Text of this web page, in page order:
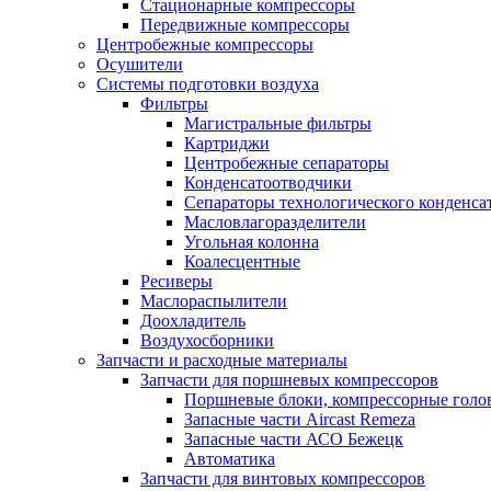
Стационарные компрессоры
Передвижные компрессоры
Центробежные компрессоры
Осушители
Системы подготовки воздуха
Фильтры
Магистральные фильтры
Картриджи
Центробежные сепараторы
Конденсатоотводчики
Сепараторы технологического
Масловлагоразделители
Угольная колонна
Коалесцентные
Ресиверы
Маслораспылители
Доохладитель
Воздухосборники
Запчасти и расходные материалы
Запчасти для поршневых компрессоров
Поршневые блоки, компрессорные
Запасные части Aircast Remeza
Запасные части АСО Бежецк
Автоматика
Запчасти для винтовых компрессоров